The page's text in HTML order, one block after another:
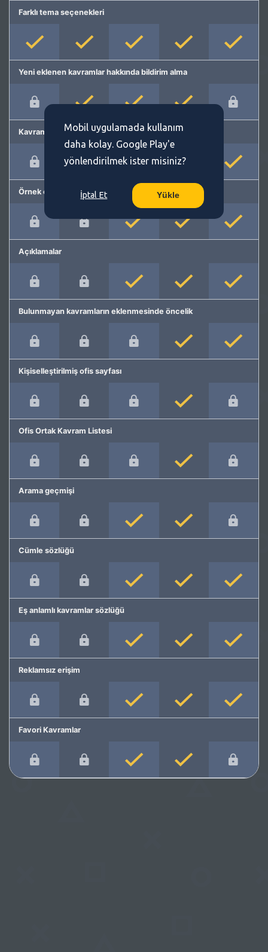
Farklı tema seçenekleri
Yeni eklenen kavramlar hakkında bildirim alma
Kavram önerme
Örnek cümleler
Açıklamalar
Bulunmayan kavramların eklenmesinde öncelik
Kişiselleştirilmiş ofis sayfası
Ofis Ortak Kavram Listesi
Arama geçmişi
Cümle sözlüğü
Eş anlamlı kavramlar sözlüğü
Reklamsız erişim
Favori Kavramlar
Mobil uygulamada kullanım
daha kolay. Google Play'e
yönlendirilmek ister misiniz?
İptal Et Yükle